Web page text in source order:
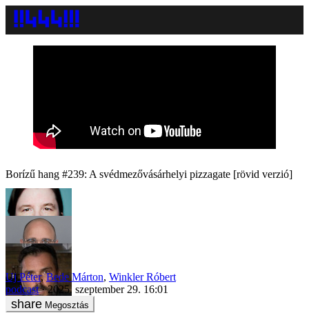
Borízű hang #239: A svédmezővásárhelyi pizzagate [rövid verzió]
Uj Péter,Bede Márton, Winkler Róbert
podcast
2025. szeptember 29. 16:01
Megosztás